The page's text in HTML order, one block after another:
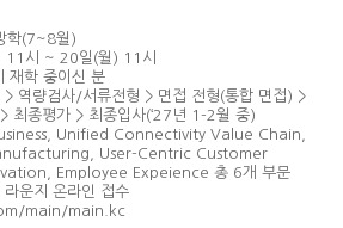
학(7~8월)
11시 ~ 20일(월) 11시
재학 중이신 분
역량검사/서류전형 > 면접 전형(통합 면접) >
최종평가 > 최종입사(‘27년 1-2월 중)
Unified Connectivity Value Chain,
User-Centric Customer
Employee Expeience 총 6개 부문
운지 온라인 접수
main/main.kc